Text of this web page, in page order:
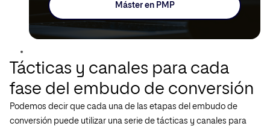
Máster en PMP
Tácticas y canales para cada
fase del embudo de conversión
Podemos decir que cada una de las etapas del embudo de
conversión puede utilizar una serie de tácticas y canales para